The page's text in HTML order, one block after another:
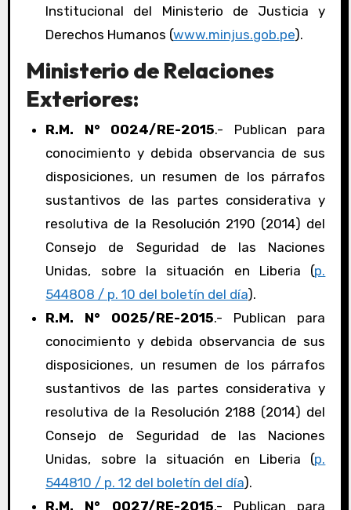
Institucional del Ministerio de Justicia y
Derechos Humanos (www.minjus.gob.pe).
Ministerio de Relaciones
Exteriores:
R.M. N° 0024/RE-2015.- Publican para
conocimiento y debida observancia de sus
disposiciones, un resumen de los párrafos
sustantivos de las partes considerativa y
resolutiva de la Resolución 2190 (2014) del
Consejo de Seguridad de las Naciones
Unidas, sobre la situación en Liberia (p.
544808 / p. 10 del boletín del día).
R.M. N° 0025/RE-2015.- Publican para
conocimiento y debida observancia de sus
disposiciones, un resumen de los párrafos
sustantivos de las partes considerativa y
resolutiva de la Resolución 2188 (2014) del
Consejo de Seguridad de las Naciones
Unidas, sobre la situación en Liberia (p.
544810 / p. 12 del boletín del día).
R.M. N° 0027/RE-2015.- Publican para